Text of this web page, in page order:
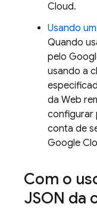
Cloud.
Usando
Quando
pelo
usando a
da Web
configurar
conta de
Google
Com o
JSON da